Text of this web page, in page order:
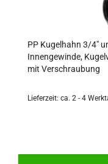
PP Kugelhahn 3/4"
Innengewinde,
mit Verschraubung
Lieferzeit: ca. 2 - 4